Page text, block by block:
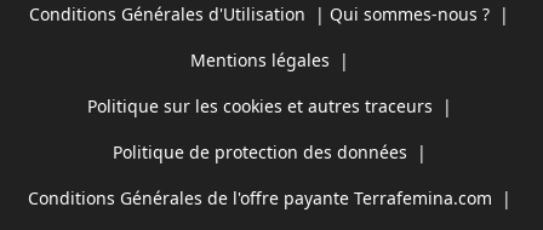
Conditions Générales d'Utilisation | Qui sommes-nous ? |
Mentions légales |
Politique sur les cookies et autres traceurs |
Politique de protection des données |
Conditions Générales de l'offre payante Terrafemina.com |